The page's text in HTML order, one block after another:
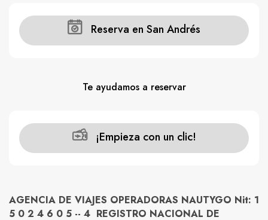
Reserva en San Andrés
Te ayudamos a reservar
¡Empieza con un clic!
AGENCIA DE VIAJES OPERADORAS NAUTYGO Nit: 1
5 0 2 4 6 0 5 -- 4 REGISTRO NACIONAL DE